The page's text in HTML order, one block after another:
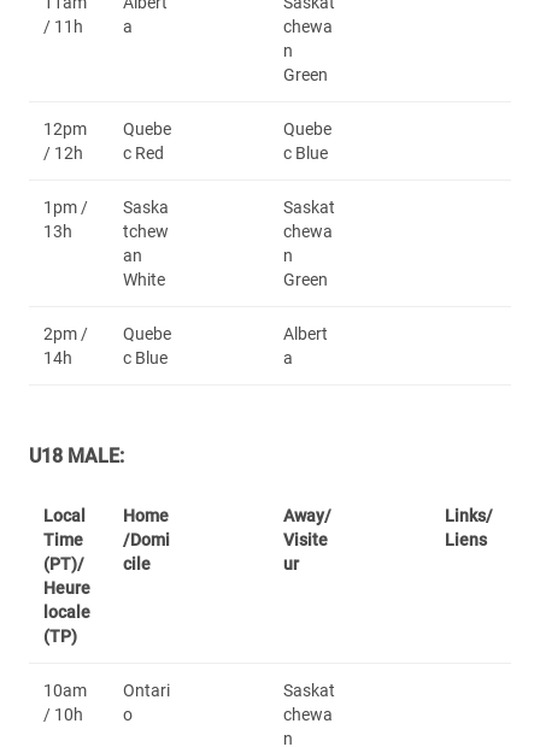
/ 11h
a
chewa
n
Green
12pm
/ 12h
Quebe
c Red
Quebe
c Blue
1pm /
13h
Saska
tchew
an
White
Saskat
chewa
n
Green
2pm /
14h
Quebe
c Blue
Albert
a
U18 MALE:
Local
Time
(PT)/
Heure
locale
(TP)
Home
/Domi
cile
Away/
Visite
ur
Links/
Liens
10am
/ 10h
Ontari
o
Saskat
chewa
n